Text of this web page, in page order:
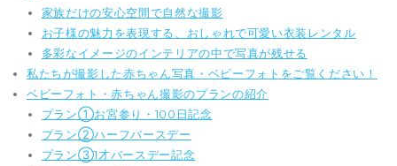
家族だけの安心空間で自然な撮影
お子様の魅力を表現する、おしゃれで可愛い衣装レンタル
多彩なイメージのインテリアの中で写真が残せる
私たちが撮影した赤ちゃん写真・ベビーフォトをご覧ください！
ベビーフォト・赤ちゃん撮影のプランの紹介
プラン①お宮参り・100日記念
プラン②ハーフバースデー
プラン③1才バースデー記念